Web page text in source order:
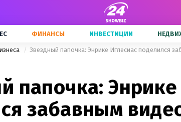
ФИНАНСЫ ИНВЕСТИЦИИ
Звездный папочка: Энрике Иглесиас поделился
папочка: Энрике
забавным